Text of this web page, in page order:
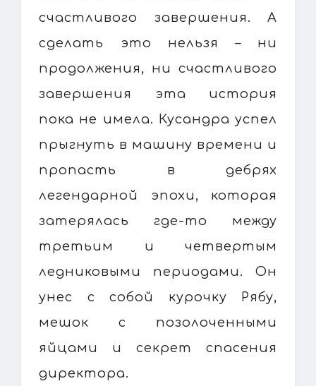
счастливого завершения. А
сделать это нельзя – ни
продолжения, ни счастливого
завершения эта история
пока не имела. Кусандра успел
прыгнуть в машину времени и
пропасть в дебрях
легендарной эпохи, которая
затерялась где-то между
третьим и четвертым
ледниковыми периодами. Он
унес с собой курочку Рябу,
мешок с позолоченными
яйцами и секрет спасения
директора.